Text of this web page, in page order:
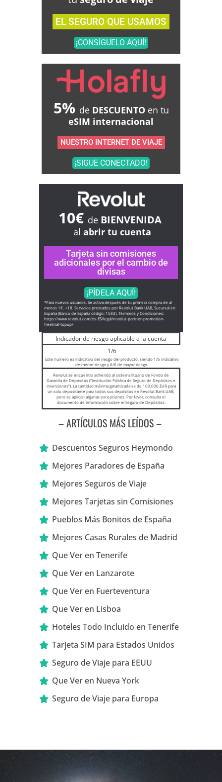
EL SEGURO QUE USAMOS
¡CONSÍGUELO AQUÍ!
5% de DESCUENTO en tu
eSIM internacional
NUESTRO INTERNET DE VIAJE
¡SIGUE CONECTADO!
10€ de BIENVENIDA
al abrir tu cuenta
Tarjeta sin comisiones
adicionales por el cambio de
divisas
¡PÍDELA AQUÍ!
*Para nuevos usuarios. Se activa después de tu primera compra de al
menos 1€. +18. Servicios prestados por Revolut Bank UAB, Sucursal en
España (Banco de España código: 1583). Términos y Condiciones:
https://www.revolut.com/es-ES/legal/revolut-partner-promotion-
freetrial-topup/
Indicador de riesgo aplicable a la cuenta
1/6
Este número es indicativo del riesgo del producto, siendo 1/6 indicativo
de menor riesgo y 6/6 de mayor riesgo.
Revolut se encuentra adherido al sistema lituano de Fondo de
Garantía de Depósitos (“Institución Pública de Seguro de Depósitos e
inversiones”). La cantidad máxima garantizada es de 100.000 EUR para
un solo depositante para todos sus depósitos en Revolut Bank UAB,
pero se aplican algunas excepciones. Por favor, consulta el
documento de Información sobre el Seguro de Depósitos.
– ARTÍCULOS MÁS LEÍDOS –
Descuentos Seguros Heymondo
Mejores Paradores de España
Mejores Seguros de Viaje
Mejores Tarjetas sin Comisiones
Pueblos Más Bonitos de España
Mejores Casas Rurales de Madrid
Que Ver en Tenerife
Que Ver en Lanzarote
Que Ver en Fuerteventura
Que Ver en Lisboa
Hoteles Todo Incluido en Tenerife
Tarjeta SIM para Estados Unidos
Seguro de Viaje para EEUU
Que Ver en Nueva York
Seguro de Viaje para Europa